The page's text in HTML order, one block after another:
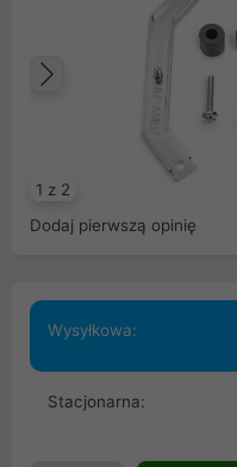
1 z 2
Poprzedni
Dodaj pierwszą opinię
Wysyłkowa:
Stacjonarna: